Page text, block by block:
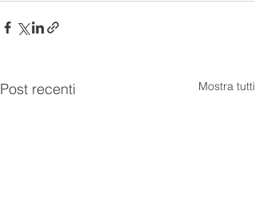
Post recenti Mostra tutti